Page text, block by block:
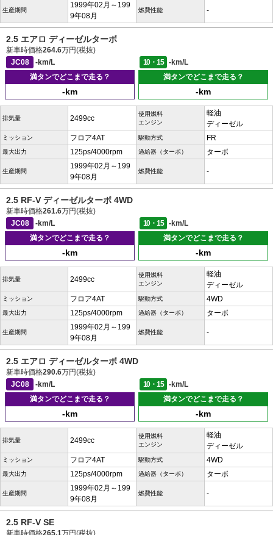
生産期間
1999年02月～199
9年08月
燃費性能 -
2.5 エアロ ディーゼルターボ
新車時価格264.6万円(税抜)
JC08
-km/L 10・15
-km/L
満タンでどこまで走る？
-km
満タンでどこまで走る？
-km
排気量 2499cc
使用燃料
エンジン
軽油
ディーゼル
ミッション フロア4AT 駆動方式 FR
最大出力 125ps/4000rpm 過給器（ターボ） ターボ
生産期間
1999年02月～199
9年08月
燃費性能 -
2.5 RF-V ディーゼルターボ 4WD
新車時価格261.6万円(税抜)
JC08
-km/L 10・15
-km/L
満タンでどこまで走る？
-km
満タンでどこまで走る？
-km
排気量 2499cc
使用燃料
エンジン
軽油
ディーゼル
ミッション フロア4AT 駆動方式 4WD
最大出力 125ps/4000rpm 過給器（ターボ） ターボ
生産期間
1999年02月～199
9年08月
燃費性能 -
2.5 エアロ ディーゼルターボ 4WD
新車時価格290.6万円(税抜)
JC08
-km/L 10・15
-km/L
満タンでどこまで走る？
-km
満タンでどこまで走る？
-km
排気量 2499cc
使用燃料
エンジン
軽油
ディーゼル
ミッション フロア4AT 駆動方式 4WD
最大出力 125ps/4000rpm 過給器（ターボ） ターボ
生産期間
1999年02月～199
9年08月
燃費性能 -
2.5 RF-V SE